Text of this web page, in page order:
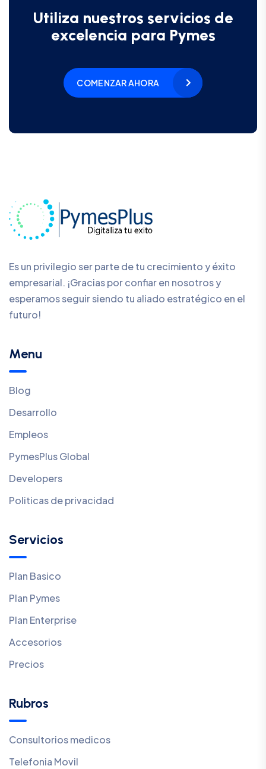
Utiliza nuestros servicios de
excelencia para Pymes
COMENZAR AHORA
Es un privilegio ser parte de tu crecimiento y éxito
empresarial. ¡Gracias por confiar en nosotros y
esperamos seguir siendo tu aliado estratégico en el
futuro!
Menu
Blog
Desarrollo
Empleos
PymesPlus Global
Developers
Politicas de privacidad
Servicios
Plan Basico
Plan Pymes
Plan Enterprise
Accesorios
Precios
Rubros
Consultorios medicos
Telefonia Movil